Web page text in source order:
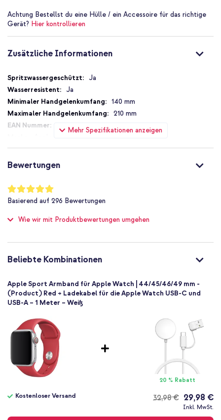
Inklusive 1 Jahr Garantie
Ob du intensiv Sport treiben oder einfach mal ein anderes
Achtung Bestellst du eine Hülle / ein Accessoire für das richtige
Gerät? Hier kontrollieren
Zusätzliche Informationen
Mehr Spezifikationen anzeigen
Zusätzliche
Informationen
Ja
Ja
140 mm
210 mm
190198904119
MU9N2ZM/A
Rot
Silikon und TPU (weich)
1 Pc
Größe S/M/L
Stiftverschluss
Bewertungen
Bewertung:
99
%
of
Basierend auf 296 Bewertungen
Wie wir mit Produktbewertungen umgehen
Beliebte Kombinationen
Apple Sport Armband für Apple Watch | 44/45/46/49 mm -
(Product) Red + Ladekabel für die Apple Watch USB-C und
USB-A – 1 Meter – Weiß
20 % Rabatt
32,98 €
Kostenloser Versand 29,98 €
Inkl. MwSt.
Versand